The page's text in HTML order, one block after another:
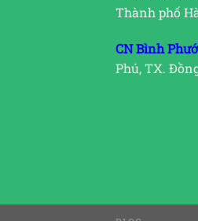
Thành phố
CN Bình
Phú, TX.